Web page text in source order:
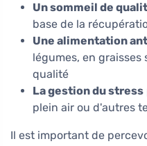
Un sommeil de
base de la
Une alimentation
légumes, en
qualité
La gestion du stress
plein air ou d'autres
Il est important de